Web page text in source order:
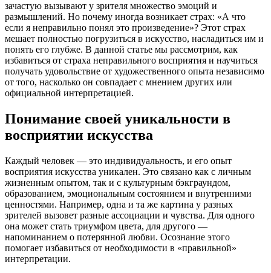
зачастую вызывают у зрителя множество эмоций и
размышлений. Но почему иногда возникает страх: «А что
если я неправильно понял это произведение»? Этот страх
мешает полностью погрузиться в искусство, насладиться им и
понять его глубже. В данной статье мы рассмотрим, как
избавиться от страха неправильного восприятия и научиться
получать удовольствие от художественного опыта независимо
от того, насколько он совпадает с мнением других или
официальной интерпретацией.
Понимание своей уникальности в
восприятии искусства
Каждый человек — это индивидуальность, и его опыт
восприятия искусства уникален. Это связано как с личным
жизненным опытом, так и с культурным бэкграундом,
образованием, эмоциональным состоянием и внутренними
ценностями. Например, одна и та же картина у разных
зрителей вызовет разные ассоциации и чувства. Для одного
она может стать триумфом цвета, для другого —
напоминанием о потерянной любви. Осознание этого
помогает избавиться от необходимости в «правильной»
интерпретации.